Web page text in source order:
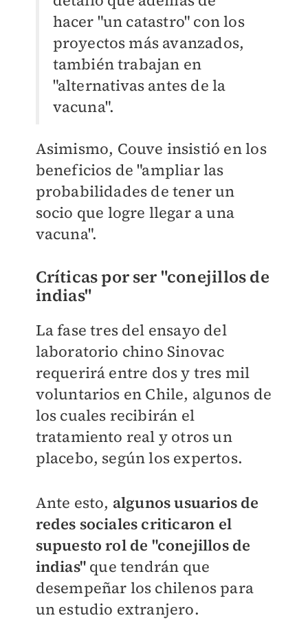
hacer "un catastro" con los
proyectos más avanzados,
también trabajan en
"alternativas antes de la
vacuna".
Asimismo, Couve insistió en los
beneficios de "ampliar las
probabilidades de tener un
socio que logre llegar a una
vacuna".
Críticas por ser "conejillos de
indias"
La fase tres del ensayo del
laboratorio chino Sinovac
requerirá entre dos y tres mil
voluntarios en Chile, algunos de
los cuales recibirán el
tratamiento real y otros un
placebo, según los expertos.
Ante esto, algunos usuarios de
redes sociales criticaron el
supuesto rol de "conejillos de
indias"que tendrán que
desempeñar los chilenos para
un estudio extranjero.